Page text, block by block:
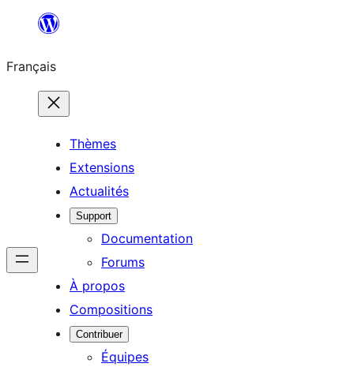
contenu
Français
Thèmes
Extensions
Actualités
Support
Documentation
Forums
À propos
Compositions
Contribuer
Équipes